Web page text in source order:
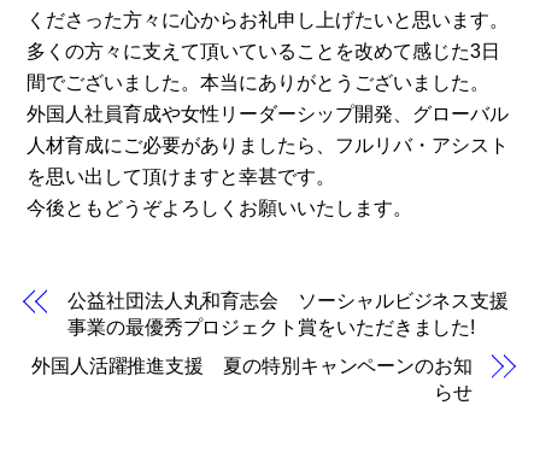
くださった方々に心からお礼申し上げたいと思います。
多くの方々に支えて頂いていることを改めて感じた3日
間でございました。本当にありがとうございました。
外国人社員育成や女性リーダーシップ開発、グローバル
人材育成にご必要がありましたら、フルリバ・アシスト
を思い出して頂けますと幸甚です。
今後ともどうぞよろしくお願いいたします。
公益社団法人丸和育志会 ソーシャルビジネス支援
事業の最優秀プロジェクト賞をいただきました!
外国人活躍推進支援 夏の特別キャンペーンのお知
らせ